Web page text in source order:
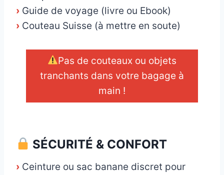
› Guide de voyage (livre ou Ebook)
› Couteau Suisse (à mettre en soute)
Pas de couteaux ou objets
tranchants dans votre bagage à
main !
SÉCURITÉ & CONFORT
› Ceinture ou sac banane discret pour